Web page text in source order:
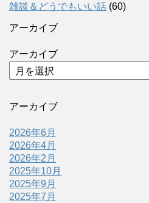
雑談＆どうでもいい話 (60)
アーカイブ
アーカイブ
アーカイブ
2026年6月
2026年4月
2026年2月
2025年10月
2025年9月
2025年7月